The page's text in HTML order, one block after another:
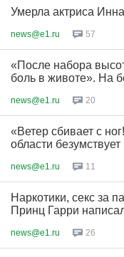
Умерла актриса
news@e1.ru 57
«После набора
боль в животе». На
news@e1.ru 20
«Ветер сбивает с
области
news@e1.ru 11
Наркотики, секс за
Принц Гарри
news@e1.ru 26